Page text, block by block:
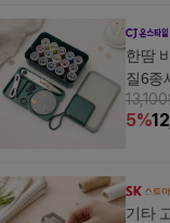
한땀
질6종
13,100
5%
기타